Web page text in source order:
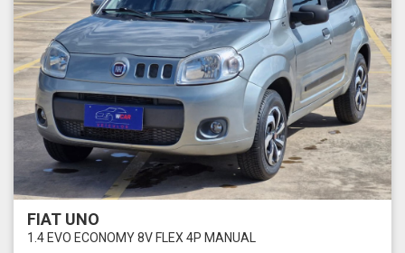
FIAT UNO
1.4 EVO ECONOMY 8V FLEX 4P MANUAL